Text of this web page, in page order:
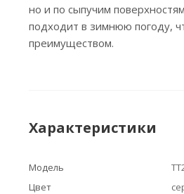
но и по сыпучим
подходит в зимнюю погоду,
преимуществом.
Характеристики
Модель
Цвет